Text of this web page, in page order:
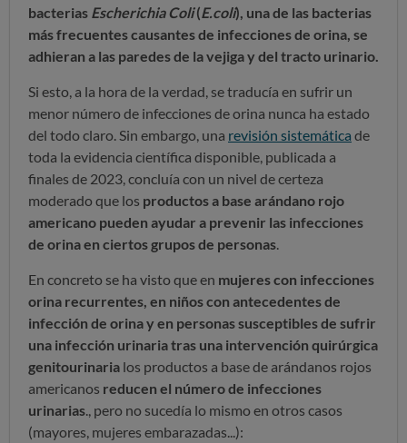
bacterias Escherichia Coli(E.coli), una de las bacterias
más frecuentes causantes de infecciones de orina, se
adhieran a las paredes de la vejiga y del tracto urinario.
Si esto, a la hora de la verdad, se traducía en sufrir un
menor número de infecciones de orina nunca ha estado
del todo claro. Sin embargo, una revisión sistemática de
toda la evidencia científica disponible, publicada a
finales de 2023, concluía con un nivel de certeza
moderado que los productos a base arándano rojo
americano pueden ayudar a prevenir las infecciones
de orina en ciertos grupos de personas
En concreto se ha visto que en mujeres con infecciones
orina recurrentes, en niños con antecedentes de
infección de orina y en personas susceptibles de sufrir
una infección urinaria tras una intervención quirúrgica
genitourinaria los productos a base de arándanos rojos
americanos reducen el número de infecciones
urinarias ., pero no sucedía lo mismo en otros casos
(mayores, mujeres embarazadas...):